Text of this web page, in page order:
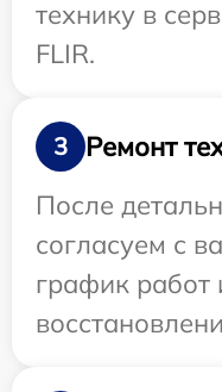
технику в
FLIR.
3
Ремонт
После
согласуем с
график работ